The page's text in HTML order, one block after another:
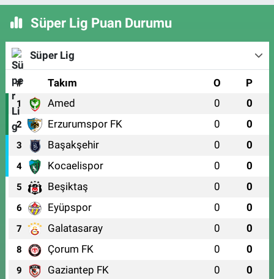
Süper Lig Puan Durumu
Süper Lig
# Takım O P
1 Amed 0 0
2 Erzurumspor FK 0 0
3 Başakşehir 0 0
4 Kocaelispor 0 0
5 Beşiktaş 0 0
6 Eyüpspor 0 0
7 Galatasaray 0 0
8 Çorum FK 0 0
9 Gaziantep FK 0 0